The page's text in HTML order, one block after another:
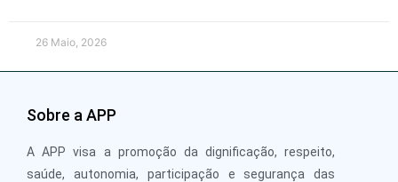
26 Maio, 2026
Sobre a APP
A APP visa a promoção da dignificação, respeito,
saúde, autonomia, participação e segurança das